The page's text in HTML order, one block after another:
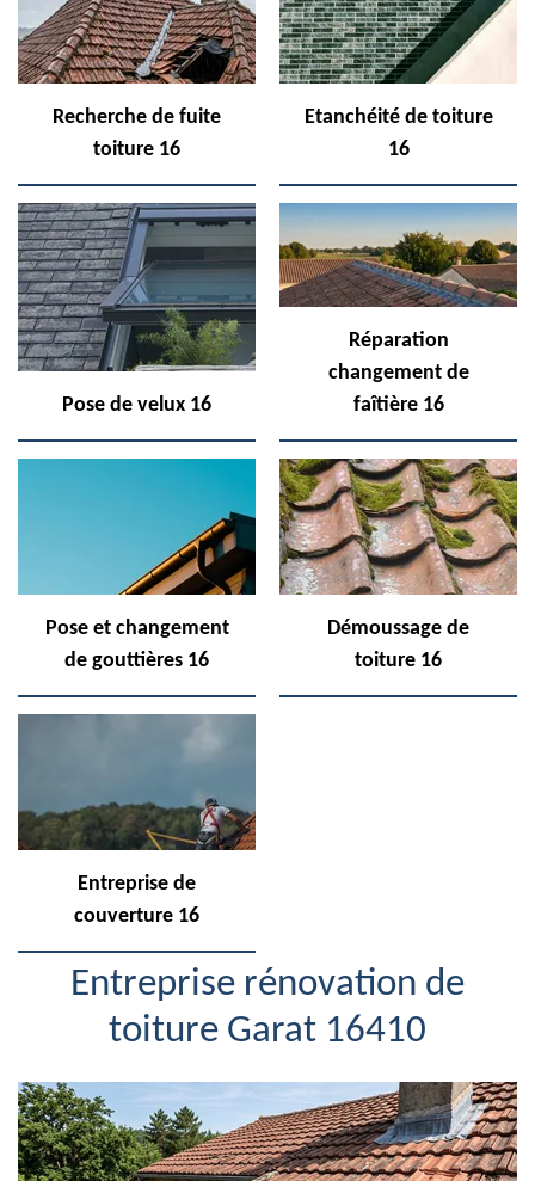
Recherche de fuite
toiture 16
Etanchéité de toiture
16
Pose de velux 16
Réparation
changement de
faîtière 16
Pose et changement
de gouttières 16
Démoussage de
toiture 16
Entreprise de
couverture 16
Entreprise rénovation de
toiture Garat 16410